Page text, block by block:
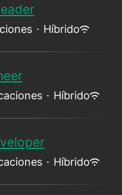
· Híbrido
· Híbrido
· Híbrido